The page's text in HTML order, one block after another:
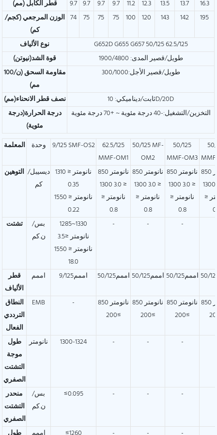
قطر الكابل (مم) 9.7 9.7 9.7 9.7 11.2 12.3 13.5 13.7
16.3
الوزن المرجعي (كجم/
كم)
74 75 75 75 100 120 143 142 195
نوع الألياف
G652D G655 G657 50/125 62.5/125
قوة الشد(نيوتن)
طويل/قصير المدى: 1900/4800
مقاومة السحق (ن/100
مم)
طويل/قصير الأجل:300/1000
نصف قطر الانحناء(مم)
ثابت/ديناميكي: 10D/20D
درجة الحرارة(درجة
مئوية)
التخزين/التشغيل:-40 درجة مئوية ~ +70 درجة مئوية
المعلمة وحدة 9/125 SMF-OS2
62.5/125
MMF-OM1
50/125 MF-
OM2
50/125
MMF-OM3
التوهين ديسيبل/
كم
1310 نانومتر ≤
0.35
1550 نانومتر ≤
0.22
850 نانومتر
≤ 3.0 1300
نانومتر ≤
0.8
850 نانومتر
≤ 3.0 1300
نانومتر ≤
0.8
850 نانومتر
≤ 3.0 1300
نانومتر ≤
0.8
850 نانومتر
≤ 3.0 1300
≤
تشتت
بس/
ن.كم
1285~1330
نانومتر ≤3.5
1550 نانومتر ≤
18.0
- - -
قطر
الألياف
اممم اممم9/125 اممم50/125 اممم50/125 اممم50/125
النطاق
الترددي
الفعال
EMB -
850 نانومتر
≥200
850 نانومتر
≥200
850 نانومتر
≥200
850 نانومتر
طول
موجة
التشتت
الصفري
نانومتر 1300-1324 - - -
منحدر
التشتت
الصفري
بس/
ن.كم
≤0.095 - - -